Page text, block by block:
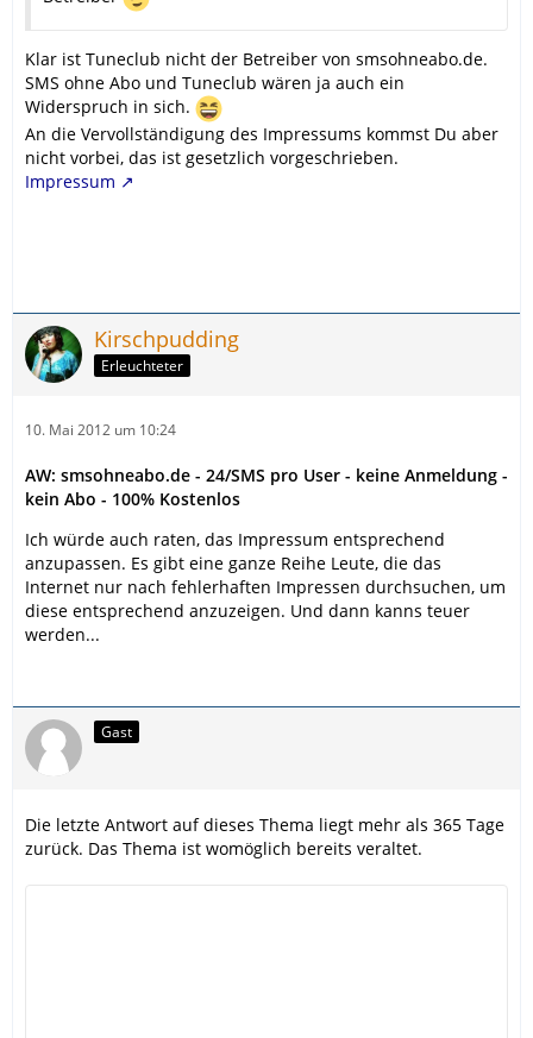
Klar ist Tuneclub nicht der Betreiber von smsohneabo.de.
SMS ohne Abo und Tuneclub wären ja auch ein
Widerspruch in sich.
An die Vervollständigung des Impressums kommst Du aber
nicht vorbei, das ist gesetzlich vorgeschrieben.
Impressum
Kirschpudding
Erleuchteter
10. Mai 2012 um 10:24
AW: smsohneabo.de - 24/SMS pro User - keine Anmeldung -
kein Abo - 100% Kostenlos
Ich würde auch raten, das Impressum entsprechend
anzupassen. Es gibt eine ganze Reihe Leute, die das
Internet nur nach fehlerhaften Impressen durchsuchen, um
diese entsprechend anzuzeigen. Und dann kanns teuer
werden...
Gast
Die letzte Antwort auf dieses Thema liegt mehr als 365 Tage
zurück. Das Thema ist womöglich bereits veraltet.